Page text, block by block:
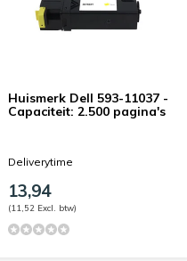
Huismerk Dell 593-11037 -
Capaciteit: 2.500 pagina's
Deliverytime
13,94
(11,52 Excl. btw)